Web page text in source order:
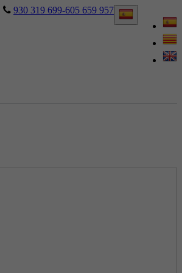
930 319 699-605 659 957